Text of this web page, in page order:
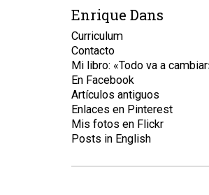
Enrique Dans
Curriculum
Contacto
Mi libro: «Todo va a
En Facebook
Artículos antiguos
Enlaces en Pinterest
Mis fotos en Flickr
Posts in English